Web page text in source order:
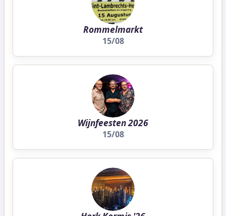
Rommelmarkt
15/08
Wijnfeesten 2026
15/08